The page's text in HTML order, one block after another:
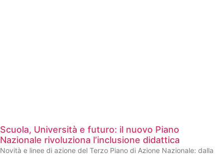
Scuola, Università e futuro: il nuovo Piano
Nazionale rivoluziona l’inclusione didattica
Novità e linee di azione del Terzo Piano di Azione Nazionale: dalla